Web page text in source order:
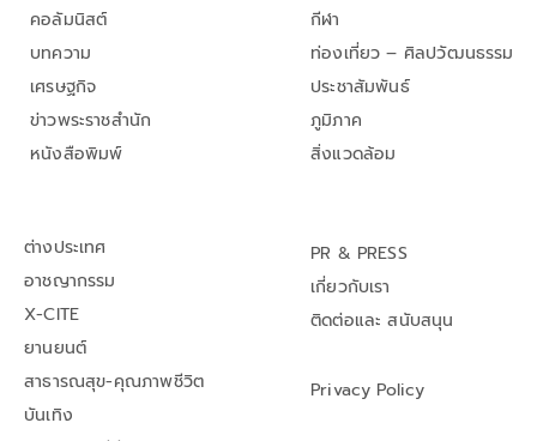
คอลัมนิสต์
บทความ
เศรษฐกิจ
ข่าวพระราชสำนัก
หนังสือพิมพ์
กีฬา
ท่องเที่ยว – ศิลปวัฒนธรรม
ประชาสัมพันธ์
ภูมิภาค
สิ่งแวดล้อม
ต่างประเทศ
อาชญากรรม
X-CITE
ยานยนต์
สาธารณสุข-คุณภาพชีวิต
บันเทิง
PR & PRESS
เกี่ยวกับเรา
ติดต่อและ สนับสนุน
Privacy Policy